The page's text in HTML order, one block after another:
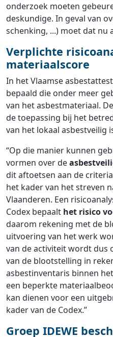
onderzoek moeten
deskundige. In geval van
schenking, ...) moet dat nu
Verplichte
materiaalscore
In het Vlaamse
bepaald die onder meer
van het asbestmateriaal.
de toepassing bij het
van het lokaal asbestveilig
“Op die manier kunnen
vormen over de
dit aftoetsen aan de
het kader van het streven
Vlaanderen. Een
Codex bepaalt het risico
daarom rekening met de
uitvoering van het werk
van de activiteit wordt dus
van de blootstelling in
asbestinventaris binnen
een beperkte
kan dienen voor een
kader van de Codex.”
Groep IDEWE